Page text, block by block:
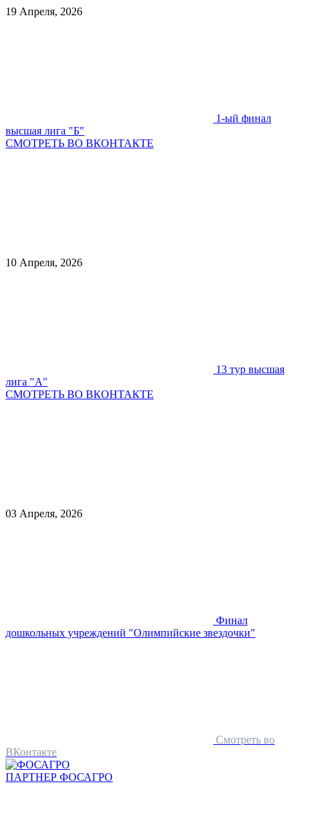
19 Апреля, 2026
1-ый финал
высшая лига "Б"
СМОТРЕТЬ ВО ВКОНТАКТЕ
10 Апреля, 2026
13 тур высшая
лига "А"
СМОТРЕТЬ ВО ВКОНТАКТЕ
03 Апреля, 2026
Финал
дошкольных учреждений "Олимпийские звездочки"
Смотреть во
ВКонтакте
ПАРТНЕР ФОСАГРО